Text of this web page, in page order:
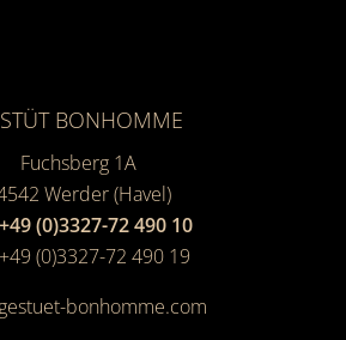
BONHOMME
Fuchsberg 1A
Werder (Havel)
+49 (0)3327-72 490 10
(0)3327-72 490 19
bonhomme.com